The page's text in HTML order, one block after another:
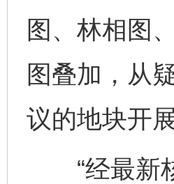
图、林相图
图叠加，从
议的地块开
“经最新核